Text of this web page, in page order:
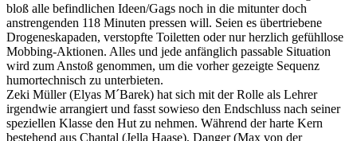
bloß alle befindlichen Ideen/Gags noch in die mitunter doch
anstrengenden 118 Minuten pressen will. Seien es übertriebene
Drogeneskapaden, verstopfte Toiletten oder nur herzlich gefühllose
Mobbing-Aktionen. Alles und jede anfänglich passable Situation
wird zum Anstoß genommen, um die vorher gezeigte Sequenz
humortechnisch zu unterbieten.
Zeki Müller (Elyas M´Barek) hat sich mit der Rolle als Lehrer
irgendwie arrangiert und fasst sowieso den Endschluss nach seiner
speziellen Klasse den Hut zu nehmen. Während der harte Kern
bestehend aus Chantal (Jella Haase), Danger (Max von der